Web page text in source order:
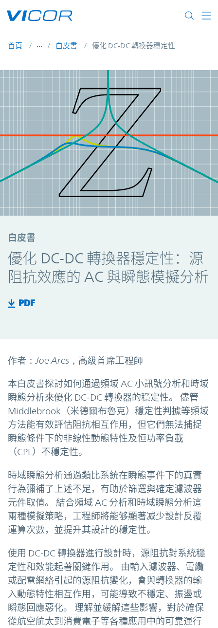
首頁 白皮書 優化 DC-DC 轉換器穩定性
白皮書
優化 DC-DC 轉換器穩定性：源
阻抗效應的 AC 與瞬態模擬分析
PDF
作者：Joe Ares，高級首席工程師
本白皮書探討如何通過頻域 AC 小訊號分析和時域
瞬態分析來優化 DC‑DC 轉換器的穩定性。 儘管
Middlebrook（米德爾布魯克）穩定性判據等頻域
方法能有效評估阻抗相互作用，但它們無法捕捉
瞬態條件下的非線性動態特性及恒功率負載
（CPL）不穩定性。
時域瞬態分析通過類比系統在瞬態事件下的真實
行為彌補了上述不足，有助於篩選與確定濾波器
元件取值。 結合頻域 AC 分析和時域瞬態分析這
兩種模擬策略，工程師將能够顯著减少設計反覆
運算次數，並提升其設計的穩定性。
使用 DC-DC 轉換器進行設計時，源阻抗對系統穩
定性和效能起著關鍵作用。 由輸入濾波器、電纜
或配電網絡引起的源阻抗變化，會與轉換器的輸
入動態特性相互作用，可能導致不穩定、振盪或
瞬態回應惡化。 理解並緩解這些影響，對於確保
從航空航太到消費電子等各種應用中的可靠運行